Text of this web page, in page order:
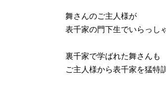
舞さんのご主人様が
表千家の門下生でいらっし
裏千家で学ばれた舞さんも
ご主人様から表千家を猛特